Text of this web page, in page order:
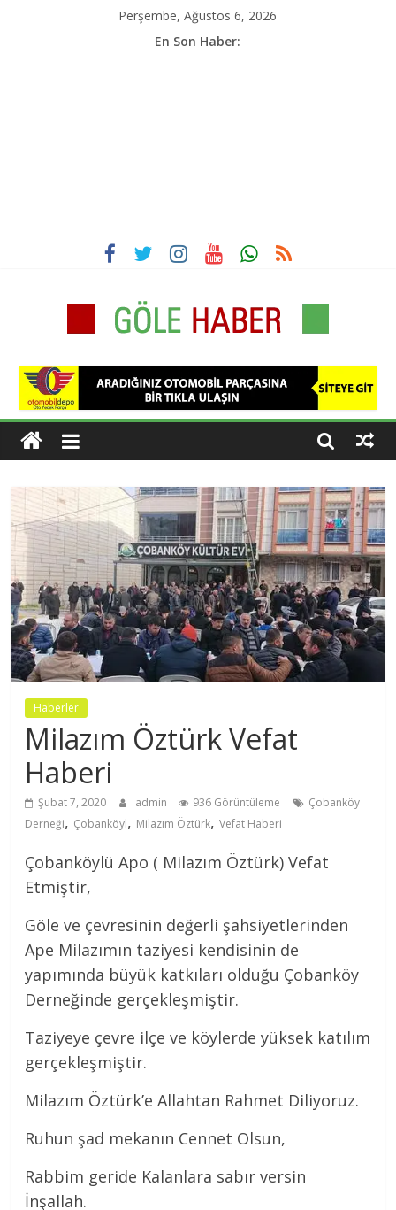
Perşembe, Ağustos 6, 2026
En Son Haber:
Göle
Haber
Göle,
Ardahan
dan
Haber
Var
Haberler
Milazım Öztürk Vefat
Haberi
Şubat 7, 2020 admin 936 Görüntüleme
Çobanköy
Derneği, Çobanköyl, Milazım Öztürk,Vefat Haberi
Çobanköylü Apo ( Milazım Öztürk) Vefat
Etmiştir,
Göle ve çevresinin değerli şahsiyetlerinden
Ape Milazımın taziyesi kendisinin de
yapımında büyük katkıları olduğu Çobanköy
Derneğinde gerçekleşmiştir.
Taziyeye çevre ilçe ve köylerde yüksek katılım
gerçekleşmiştir.
Milazım Öztürk’e Allahtan Rahmet Diliyoruz.
Ruhun şad mekanın Cennet Olsun,
Rabbim geride Kalanlara sabır versin
İnşallah.